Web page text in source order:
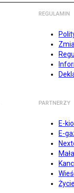
REGULAMIN
PARTNERZY
E-
E-